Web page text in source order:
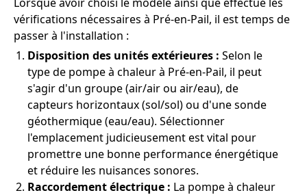
vérifications nécessaires à Pré-en-Pail, il est temps de
passer à l'installation :
Disposition des unités extérieures : Selon le
type de pompe à chaleur à Pré-en-Pail, il peut
s'agir d'un groupe (air/air ou air/eau), de
capteurs horizontaux (sol/sol) ou d'une sonde
géothermique (eau/eau). Sélectionner
l'emplacement judicieusement est vital pour
promettre une bonne performance énergétique
et réduire les nuisances sonores.
Raccordement électrique : La pompe à chaleur